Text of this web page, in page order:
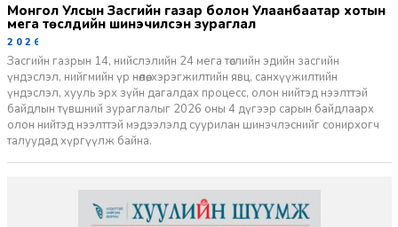
Монгол Улсын Засгийн газар болон Улаанбаатар хотын
мега төслүүдийн шинэчилсэн зураглал
2026-06-29
Засгийн газрын 14, нийслэлийн 24 мега төслийн эдийн засгийн
үндэслэл, нийгмийн үр нөлөө, хэрэгжилтийн явц, санхүүжилтийн
үндэслэл, хууль эрх зүйн дагалдах процесс, олон нийтэд нээлттэй
байдлын түвшний зураглалыг 2026 оны 4 дүгээр сарын байдлаарх
олон нийтэд нээлттэй мэдээлэлд суурилан шинэчлэснийг сонирхогч
талуудад хүргүүлж байна.